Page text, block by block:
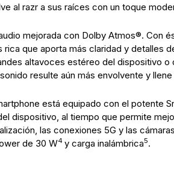
al razr a sus raíces con un toque
mejorada con Dolby Atmos®. Con
rica que aporta más claridad y detalles
altavoces estéreo del dispositivo o
resulte aún más envolvente y
está equipado con el potente
dispositivo, al tiempo que permite
las conexiones 5G y las
de 30 W4 y carga inalámbrica5.